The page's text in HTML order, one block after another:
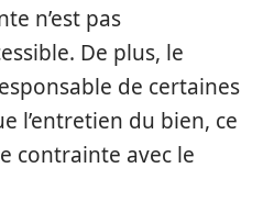
n’est pas
De plus, le
de certaines
l’entretien du bien, ce
contrainte avec le